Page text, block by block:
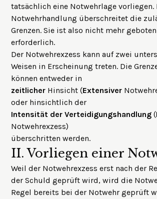
tatsächlich eine Notwehrlage vorliegen.
Notwehrhandlung überschreitet die
Grenzen. Sie ist also nicht mehr
erforderlich.
Der Notwehrexzess kann auf zwei
Weisen in Erscheinung treten. Die
können entweder in
zeitlicher Hinsicht (Extensiver
oder hinsichtlich der
Intensität der Verteidigungshandlung (
Notwehrexzess)
überschritten werden.
II. Vorliegen einer
Weil der Notwehrexzess erst nach der
der Schuld geprüft wird, wird die
Regel bereits bei der Notwehr geprüft